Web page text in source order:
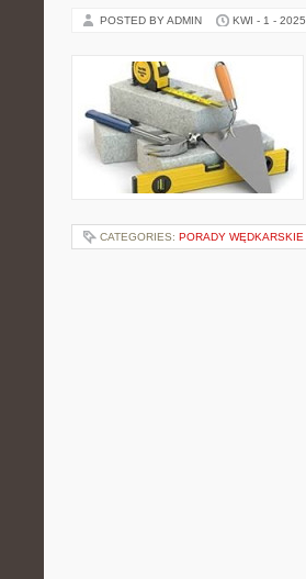
POSTED BY ADMIN KWI - 1 - 2025
CATEGORIES: PORADY WĘDKARSKIE